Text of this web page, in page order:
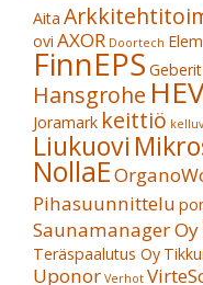
Aita
ovi AXOR Doortech
FinnEPS Geberit
Hansgrohe
Joramark keittiö
Liukuovi
NollaE
Pihasuunnittelu
Saunamanager Oy
Teräspaalutus Oy
Uponor Verhot